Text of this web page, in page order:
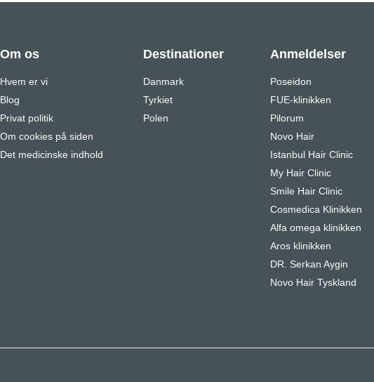
Om os
Hvem er vi
Blog
Privat politik
Om cookies på siden
Det medicinske indhold
Destinationer
Danmark
Tyrkiet
Polen
Anmeldelser
Poseidon
FUE-klinikken
Pilorum
Novo Hair
Istanbul Hair Clinic
My Hair Clinic
Smile Hair Clinic
Cosmedica Klinikken
Alfa omega klinikken
Aros klinikken
DR. Serkan Aygin
Novo Hair Tyskland